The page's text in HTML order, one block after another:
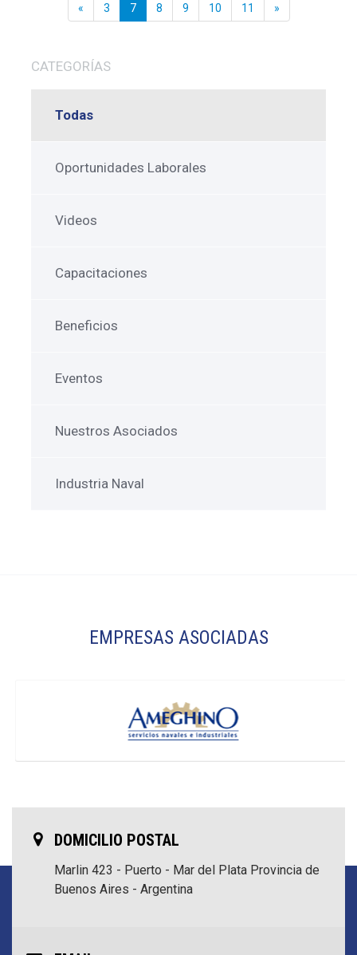
« 3 7 8 9 10 11 »
CATEGORÍAS
Todas
Oportunidades Laborales
Videos
Capacitaciones
Beneficios
Eventos
Nuestros Asociados
Industria Naval
EMPRESAS ASOCIADAS
DOMICILIO POSTAL
Marlin 423 - Puerto - Mar del Plata Provincia de
Buenos Aires - Argentina